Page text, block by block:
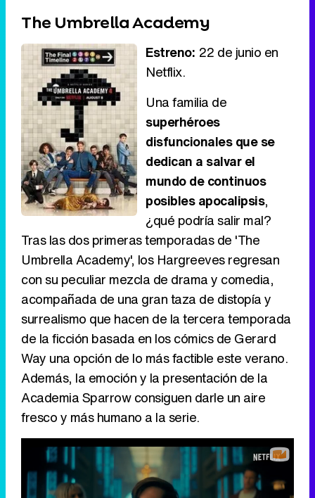
The Umbrella Academy
Estreno: 22 de junio en
Netflix.
Una familia de
superhéroes
disfuncionales que se
dedican a salvar el
mundo de continuos
posibles apocalipsis,
¿qué podría salir mal?
Tras las dos primeras temporadas de 'The
Umbrella Academy', los Hargreeves regresan
con su peculiar mezcla de drama y comedia,
acompañada de una gran taza de distopía y
surrealismo que hacen de la tercera temporada
de la ficción basada en los cómics de Gerard
Way una opción de lo más factible este verano.
Además, la emoción y la presentación de la
Academia Sparrow consiguen darle un aire
fresco y más humano a la serie.